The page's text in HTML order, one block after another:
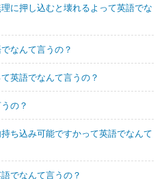
に押し込むと壊れるよって英語でな
なんて言うの？
英語でなんて言うの？
の？
ち込み可能ですかって英語でなんて
でなんて言うの？